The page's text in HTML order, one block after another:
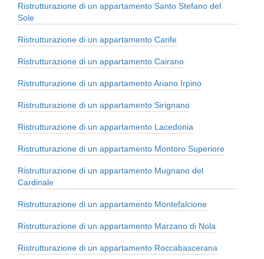
Ristrutturazione di un appartamento Santo Stefano del
Sole
Ristrutturazione di un appartamento Carife
Ristrutturazione di un appartamento Cairano
Ristrutturazione di un appartamento Ariano Irpino
Ristrutturazione di un appartamento Sirignano
Ristrutturazione di un appartamento Lacedonia
Ristrutturazione di un appartamento Montoro Superiore
Ristrutturazione di un appartamento Mugnano del
Cardinale
Ristrutturazione di un appartamento Montefalcione
Ristrutturazione di un appartamento Marzano di Nola
Ristrutturazione di un appartamento Roccabascerana